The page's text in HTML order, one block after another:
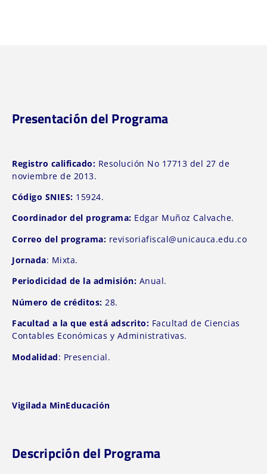
Presentación del Programa
Registro calificado: Resolución No 17713 del 27 de
noviembre de 2013.
Código SNIES: 15924.
Coordinador del programa: Edgar Muñoz Calvache.
Correo del programa: revisoriafiscal@unicauca.edu.co
Jornada: Mixta.
Periodicidad de la admisión: Anual.
Número de créditos: 28.
Facultad a la que está adscrito: Facultad de Ciencias
Contables Económicas y Administrativas.
Modalidad: Presencial.
Vigilada MinEducación
Descripción del Programa